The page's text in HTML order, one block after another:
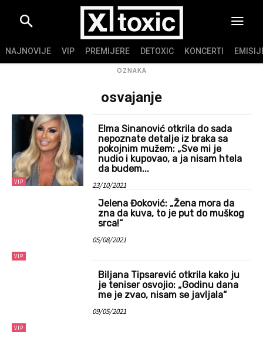
NAJNOVIJE VIP PREMIJERE DETOXIC KONCERTI
OZNAKA
osvajanje
VIP
Elma Sinanović otkrila do sada
nepoznate detalje iz braka sa
pokojnim mužem: „Sve mi je
nudio i kupovao, a ja nisam htela
da budem...
23/10/2021
VIP
Jelena Đoković: „Žena mora da
zna da kuva, to je put do muškog
srca!“
05/08/2021
VIP
Biljana Tipsarević otkrila kako ju
je teniser osvojio: „Godinu dana
me je zvao, nisam se javljala“
09/05/2021